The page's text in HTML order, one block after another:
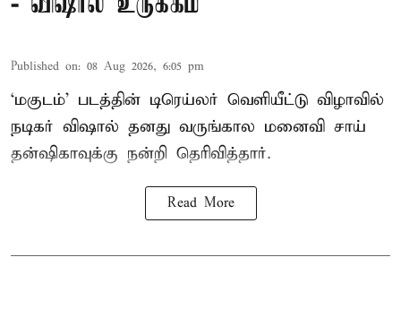
Published on: 08 Aug 2026, 6:05 pm
‘மகுடம்’ படத்தின் டிரெய்லர் வெளியீட்டு விழாவில்
நடிகர் விஷால் தனது வருங்கால மனைவி சாய்
தன்ஷிகாவுக்கு நன்றி தெரிவித்தார்.
Read More